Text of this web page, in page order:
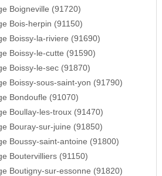
Boigneville (91720)
Bois-herpin (91150)
Boissy-la-riviere (91690)
Boissy-le-cutte (91590)
Boissy-le-sec (91870)
Boissy-sous-saint-yon (91790)
Bondoufle (91070)
Boullay-les-troux (91470)
Bouray-sur-juine (91850)
Boussy-saint-antoine (91800)
Boutervilliers (91150)
Boutigny-sur-essonne (91820)